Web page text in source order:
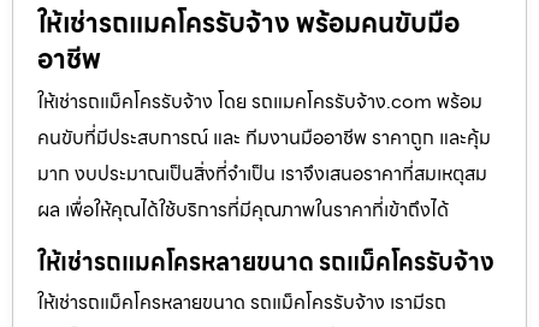
ให้เช่ารถแมคโครรับจ้าง พร้อมคนขับมือ
อาชีพ
ให้เช่ารถแม็คโครรับจ้าง โดย รถแมคโครรับจ้าง.com พร้อม
คนขับที่มีประสบการณ์ และ ทีมงานมืออาชีพ ราคาถูก และคุ้ม
มาก งบประมาณเป็นสิ่งที่จำเป็น เราจึงเสนอราคาที่สมเหตุสม
ผล เพื่อให้คุณได้ใช้บริการที่มีคุณภาพในราคาที่เข้าถึงได้
ให้เช่ารถแมคโครหลายขนาด รถแม็คโครรับจ้าง
ให้เช่ารถแม็คโครหลายขนาด รถแม็คโครรับจ้าง เรามีรถ